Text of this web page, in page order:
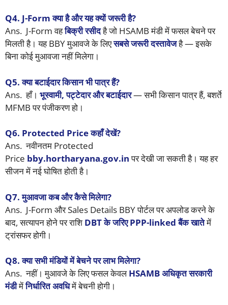
Q4. J-Form क्या है और यह क्यों जरूरी है?
Ans. J-Form वहबिक्री रसीदहै जो HSAMB मंडी में फसल बेचने पर
मिलती है। यह BBY मुआवजे के लिएसबसे जरूरी दस्तावेजहै — इसके
बिना कोई मुआवजा नहीं मिलेगा।
Q5. क्या बटाईदार किसान भी पात्र हैं?
Ans. हाँ। भूस्वामी, पट्टेदार और बटाईदार— सभी किसान पात्र हैं, बशर्ते
MFMB पर पंजीकरण हो।
Q6. Protected Price कहाँ देखें?
Ans. नवीनतम Protected
Price bby.hortharyana.gov.inपर देखी जा सकती है। यह हर
सीजन में नई घोषित होती है।
Q7. मुआवजा कब और कैसे मिलेगा?
Ans. J-Form और Sales Details BBY पोर्टल पर अपलोड करने के
बाद, सत्यापन होने पर राशिDBT के जरिए PPP-linked बैंक खातेमें
ट्रांसफर होगी।
Q8. क्या सभी मंडियों में बेचने पर लाभ मिलेगा?
Ans. नहीं। मुआवजे के लिए फसल केवलHSAMB अधिकृत सरकारी
मंडीमेंनिर्धारित अवधिमें बेचनी होगी।